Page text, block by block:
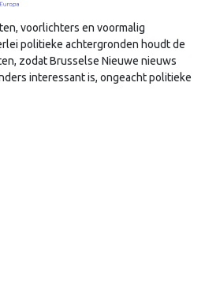
komt vooral omdat …
voorlichters en voormalig
politieke achtergronden houdt de
zodat Brusselse Nieuwe nieuws
interessant is, ongeacht politieke